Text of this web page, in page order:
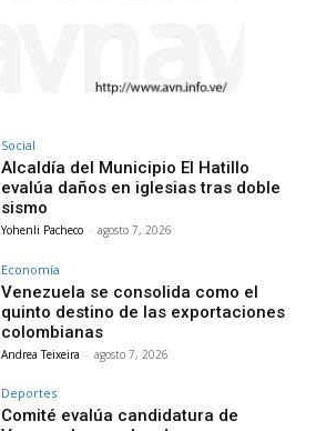
Social
Alcaldía del Municipio El Hatillo
evalúa daños en iglesias tras doble
sismo
Yohenli Pacheco - agosto 7, 2026
Economía
Venezuela se consolida como el
quinto destino de las exportaciones
colombianas
Andrea Teixeira - agosto 7, 2026
Deportes
Comité evalúa candidatura de